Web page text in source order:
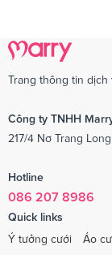
Trang thông tin
Công ty TNHH
217/4 Nơ Trang
Hotline
086 207 8986
Quick links
Ý tưởng cưới
Áo